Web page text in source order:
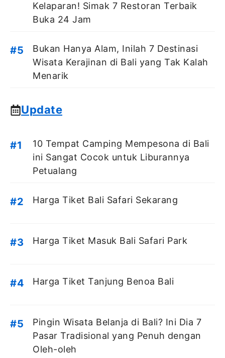
Kelaparan! Simak 7 Restoran Terbaik
Buka 24 Jam
Bukan Hanya Alam, Inilah 7 Destinasi
Wisata Kerajinan di Bali yang Tak Kalah
Menarik
Update
10 Tempat Camping Mempesona di Bali
ini Sangat Cocok untuk Liburannya
Petualang
Harga Tiket Bali Safari Sekarang
Harga Tiket Masuk Bali Safari Park
Harga Tiket Tanjung Benoa Bali
Pingin Wisata Belanja di Bali? Ini Dia 7
Pasar Tradisional yang Penuh dengan
Oleh-oleh